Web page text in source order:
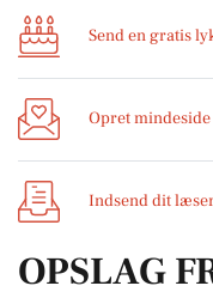
Send en gratis
Opret mindeside
Indsend dit
OPSLAG